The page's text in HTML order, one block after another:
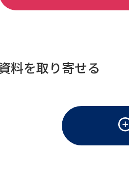
料を取り寄せる